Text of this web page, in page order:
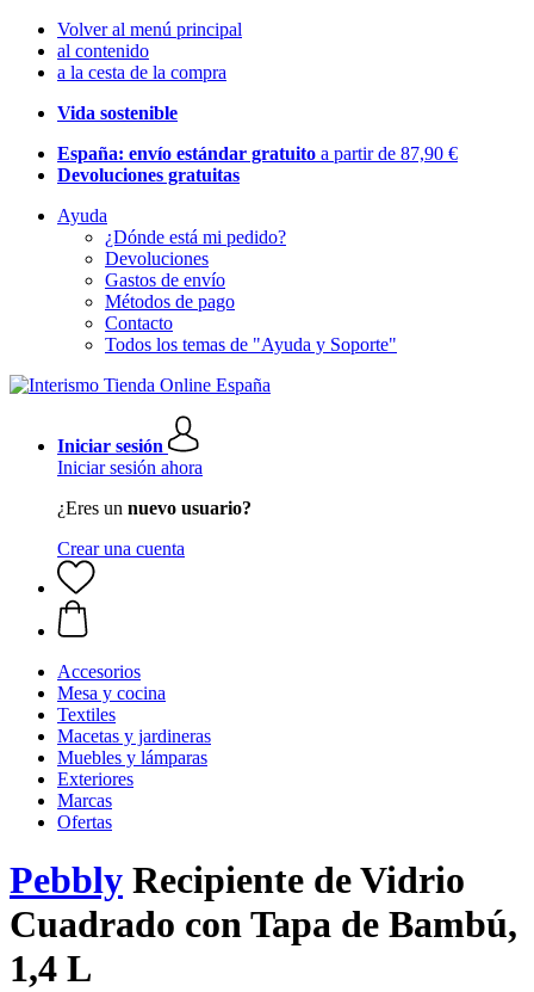
Volver al menú principal
al contenido
a la cesta de la compra
Vida sostenible
España: envío estándar gratuito a partir de 87,90 €
Devoluciones gratuitas
Ayuda
¿Dónde está mi pedido?
Devoluciones
Gastos de envío
Métodos de pago
Contacto
Todos los temas de "Ayuda y Soporte"
Iniciar sesión
Iniciar sesión ahora
¿Eres un nuevo usuario?
Crear una cuenta
Accesorios
Mesa y cocina
Textiles
Macetas y jardineras
Muebles y lámparas
Exteriores
Marcas
Ofertas
Pebbly Recipiente de Vidrio
Cuadrado con Tapa de Bambú,
1,4 L